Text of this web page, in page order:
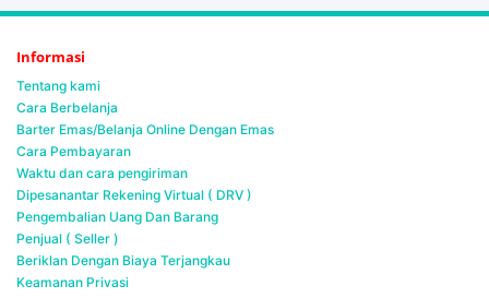
Informasi
Tentang kami
Cara Berbelanja
Barter Emas/Belanja Online Dengan Emas
Cara Pembayaran
Waktu dan cara pengiriman
Dipesanantar Rekening Virtual ( DRV )
Pengembalian Uang Dan Barang
Penjual ( Seller )
Beriklan Dengan Biaya Terjangkau
Keamanan Privasi